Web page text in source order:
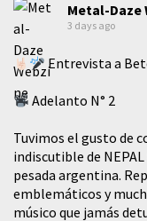
Metal-Daze
3 days ago
Entrevista a
Adelanto N° 2
Tuvimos el gusto de
indiscutible de
pesada argentina.
emblemáticos y
músico que jamás